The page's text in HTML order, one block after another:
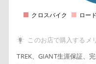
クロスバイク ロー
このお店で購入するメ
TREK、GIANT生涯保証、